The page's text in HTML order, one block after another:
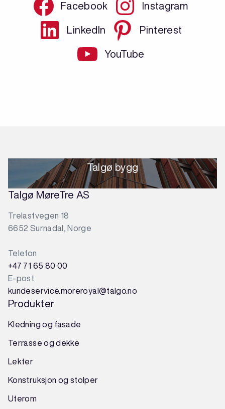
Facebook Instagram
LinkedIn Pinterest
YouTube
Talgø bygg
Talgø MøreTre AS
Trelastvegen 18
6652 Surnadal, Norge
Telefon
+47 71 65 80 00
E-post
kundeservice.moreroyal@talgo.no
Produkter
Kledning og fasade
Terrasse og dekke
Lekter
Konstruksjon og stolper
Uterom